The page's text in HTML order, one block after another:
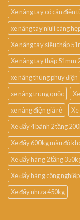
Xe nâng tay có cân điện
xe nâng tay niuli càng
Xe nâng tay siêu thấp
Xe nâng tay thấp 51mm
xe nâng thùng phuy điện
xe nâng trung quốc
xe nâng điện giá rẻ
Xe đẩy 4 bánh 2 tầng
Xe đẩy 600kg màu đỏ
Xe đẩy hàng 2 tầng
Xe đẩy hàng công nghiệp
Xe đẩy nhựa 450kg